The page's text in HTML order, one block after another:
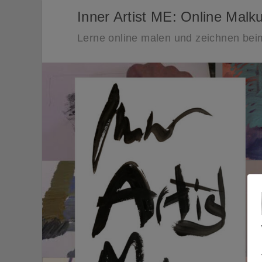
Inner Artist ME: Online
Lerne online malen und zeichnen